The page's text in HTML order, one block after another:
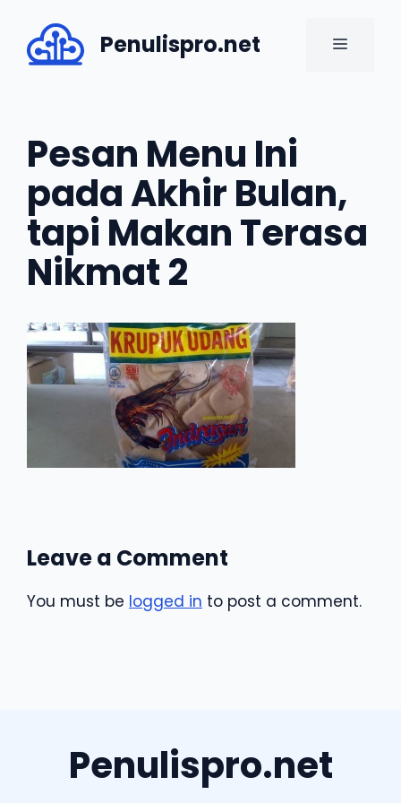
content
Penulispro.net MENU
Pesan Menu Ini
pada Akhir Bulan,
tapi Makan Terasa
Nikmat 2
Leave a Comment
You must be logged in to post a comment.
Penulispro.net